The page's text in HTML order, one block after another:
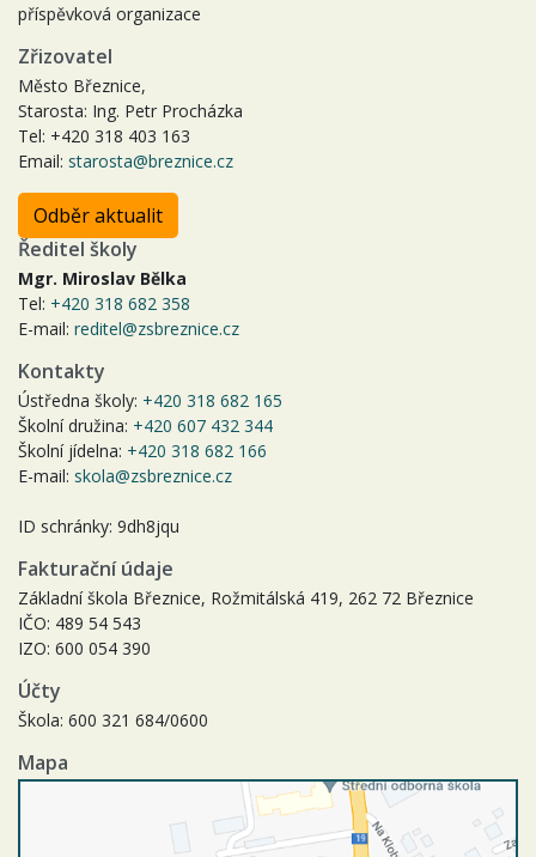
příspěvková organizace
Zřizovatel
Město Březnice,
Starosta: Ing. Petr Procházka
Tel: +420 318 403 163
Email: starosta@breznice.cz
Odběr aktualit
Ředitel školy
Mgr. Miroslav Bělka
Tel: +420 318 682 358
E-mail: reditel@zsbreznice.cz
Kontakty
Ústředna školy: +420 318 682 165
Školní družina: +420 607 432 344
Školní jídelna: +420 318 682 166
E-mail: skola@zsbreznice.cz
ID schránky: 9dh8jqu
Fakturační údaje
Základní škola Březnice, Rožmitálská 419, 262 72 Březnice
IČO: 489 54 543
IZO: 600 054 390
Účty
Škola: 600 321 684/0600
Mapa